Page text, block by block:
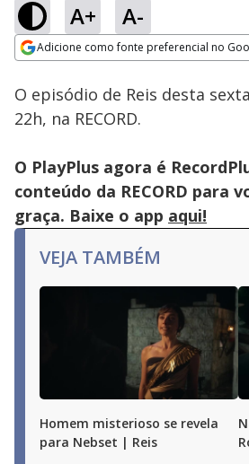
A+ A-
Adicione como fonte preferencial no
Ativar
100.00%
O episódio de Reis desta
22h, na RECORD.
O PlayPlus agora é
conteúdo da RECORD para
graça. Baixe o app aqui!
VEJA TAMBÉM
Homem misterioso se revela
para Nebset | Reis